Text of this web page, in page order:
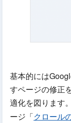
基本的には
すページの修正
適化を図ります
ージ「クロール